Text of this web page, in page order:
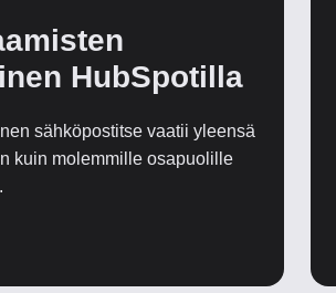
HubSpotilla
sähköpostitse vaatii yleensä
kuin molemmille osapuolille